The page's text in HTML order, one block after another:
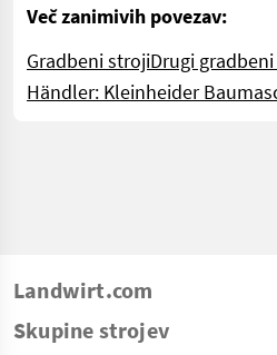
Več zanimivih povezav:
Gradbeni strojiDrugi
Händler: Kleinheider
Landwirt.com
Skupine strojev